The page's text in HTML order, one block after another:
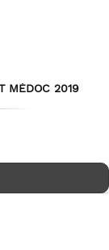
MÉDOC 2019